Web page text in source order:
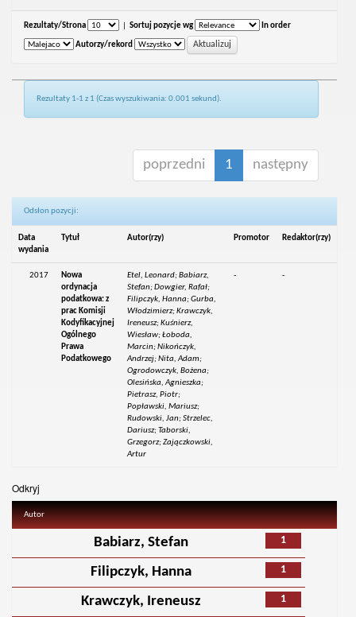
Rezultaty/Strona Sortuj pozycje wg In order
Autorzy/rekord
Rezultaty 1-1 z 1 (Czas wyszukiwania: 0.001 sekund).
poprzedni 1 następny
Odsłon pozycji:
Data
wydania
Tytuł Autor(rzy) Promotor Redaktor(rzy)
2017
Nowa
ordynacja
podatkowa: z
prac Komisji
Kodyfikacyjnej
Ogólnego
Prawa
Podatkowego
Etel, Leonard; Babiarz,
Stefan; Dowgier, Rafał;
Filipczyk, Hanna; Gurba,
Włodzimierz; Krawczyk,
Ireneusz; Kuśnierz,
Wiesław; Łoboda,
Marcin; Nikończyk,
Andrzej; Nita, Adam;
Ogrodowczyk, Bożena;
Olesińska, Agnieszka;
Pietrasz, Piotr;
Popławski, Mariusz;
Rudowski, Jan; Strzelec,
Dariusz; Taborski,
Grzegorz; Zajączkowski,
Artur
- -
Odkryj
Autor
1
Babiarz, Stefan
1
Filipczyk, Hanna
1
Krawczyk, Ireneusz